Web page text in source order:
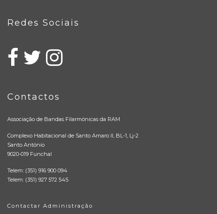
Redes Sociais
Contactos
Associação de Bandas Filarmónicas da RAM
Complexo Habitacional de Santo Amaro II, BL-1, Lj-2
Santo António
9020-019 Funchal
Telem: (351) 916 900 094
Telem: (351) 927 572 545
Contactar Administração